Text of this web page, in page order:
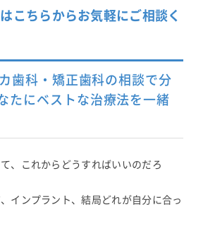
こちらからお気軽にご相談く
歯科・矯正歯科の相談で分
たにベストな治療法を一緒
、これからどうすればいいのだろ
インプラント、結局どれが自分に合っ